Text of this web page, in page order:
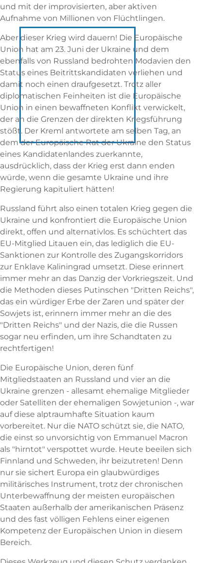
und mit der improvisierten, aber aktiven
Aufnahme von Millionen von Flüchtlingen.
Aber dieser Krieg wird dauern! Die Europäische
Union hat am 23. Juni der Ukraine und dem
ebenfalls von Russland bedrohten Modavien den
Status eines Beitrittskandidaten verliehen und
damit noch einen draufgesetzt. Trotz aller
diplomatischen Feinheiten ist die Europäische
Union in einen bewaffneten Konflikt verwickelt,
der an die Grenzen der direkten Kriegsführung
stößt. Der Kreml antwortete am selben Tag, an
dem der Europäische Rat der Ukraine den Status
eines Kandidatenlandes zuerkannte,
ausdrücklich, dass der Krieg erst dann enden
würde, wenn die gesamte Ukraine und ihre
Regierung kapituliert hätten!
Russland führt also einen totalen Krieg gegen die
Ukraine und konfrontiert die Europäische Union
direkt, offen und alternativlos. Es schüchtert das
EU-Mitglied Litauen ein, das lediglich die EU-
Sanktionen zur Kontrolle des Zugangskorridors
zur Enklave Kaliningrad umsetzt. Diese erinnert
immer mehr an das Danzig der Vorkriegszeit. Und
die Methoden dieses Putinschen "Dritten Reichs",
das ein würdiger Erbe der Zaren und später der
Sowjets ist, erinnern immer mehr an die des
"Dritten Reichs" und der Nazis, die die Russen
sogar neu erfinden, um ihre Schandtaten zu
rechtfertigen!
Die Europäische Union, deren fünf
Mitgliedstaaten an Russland und vier an die
Ukraine grenzen - allesamt ehemalige Mitglieder
oder Satelliten der ehemaligen Sowjetunion -, war
auf diese alptraumhafte Situation kaum
vorbereitet. Nur die NATO schützt sie, die NATO,
die einst so unvorsichtig von Emmanuel Macron
als "hirntot" verspottet wurde. Heute beeilen sich
Finnland und Schweden, ihr beizutreten! Denn
nur sie sichert Europa ein glaubwürdiges
militärisches Instrument, trotz der chronischen
Unterbewaffnung der meisten europäischen
Staaten außerhalb der amerikanischen Präsenz
und des fast völligen Fehlens einer eigenen
Kompetenz der Europäischen Union in diesem
Bereich.